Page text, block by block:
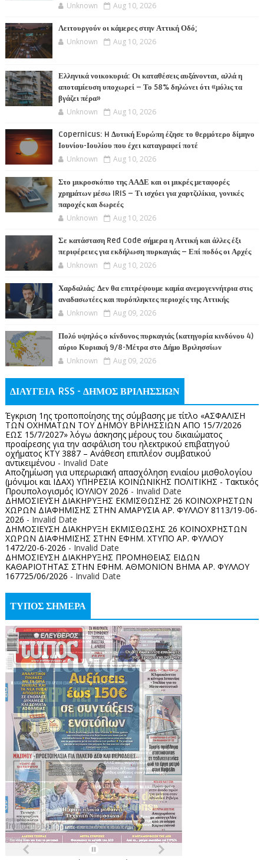
Unknown Aug 10, 2026
Λειτουργούν οι κάμερες στην Αττική Οδό;
Unknown Aug 10, 2026
Ελληνικά νοικοκυριά: Οι καταθέσεις αυξάνονται, αλλά η
αποταμίευση υποχωρεί – Το 58% δηλώνει ότι «μόλις τα
βγάζει πέρα»
Unknown Aug 10, 2026
Copernicus: H Δυτική Ευρώπη έζησε το θερμότερο δίμηνο
Ιουνίου-Ιουλίου που έχει καταγραφεί ποτέ
Unknown Aug 10, 2026
Στο μικροσκόπιο της ΑΑΔΕ και οι μικρές μεταφορές
χρημάτων μέσω IRIS – Τι ισχύει για χαρτζιλίκια, γονικές
παροχές και δωρεές
Unknown Aug 10, 2026
Σε κατάσταση Red Code σήμερα η Αττική και άλλες έξι
περιφέρειες για εκδήλωση πυρκαγιάς – Επί ποδός οι Αρχές
Unknown Aug 10, 2026
Χαρδαλιάς: Δεν θα επιτρέψουμε καμία ανεμογεννήτρια στις
αναδασωτέες και πυρόπληκτες περιοχές της Αττικής
Unknown Aug 09, 2026
Πολύ υψηλός ο κίνδυνος πυρκαγιάς (κατηγορία κινδύνου 4)
αύριο Κυριακή 9/8-Μέτρα στο Δήμο Βριλησσίων
Unknown Aug 09, 2026
ΔΙΑΥΓΕΙΑ RSS - ΔΗΜΟΣ ΒΡΙΛΗΣΣΙΩΝ
Έγκριση 1ης τροποποίησης της σύμβασης με τίτλο «ΑΣΦΑΛΙΣΗ
ΤΩΝ ΟΧΗΜΑΤΩΝ ΤΟΥ ΔΗΜΟΥ ΒΡΙΛΗΣΣΙΩΝ ΑΠΟ 15/7/2026
ΕΩΣ 15/7/2027» λόγω άσκησης μέρους του δικαιώματος
προαίρεσης για την ασφάλιση του ηλεκτρικού επιβατηγού
οχήματος ΚΤΥ 3887 – Ανάθεση επιπλέον συμβατικού
αντικειμένου - Invalid Date
Αποζημίωση για υπερωριακή απασχόληση ενιαίου μισθολογίου
(μόνιμοι και ΙΔΑΧ) ΥΠΗΡΕΣΙΑ ΚΟΙΝΩΝΙΚΗΣ ΠΟΛΙΤΙΚΗΣ - Τακτικός
Προυπολογισμός ΙΟΥΛΙΟΥ 2026 - Invalid Date
ΔΗΜΟΣΙΕΥΣΗ ΔΙΑΚΗΡΥΞΗΣ ΕΚΜΙΣΘΩΣΗΣ 26 ΚΟΙΝΟΧΡΗΣΤΩΝ
ΧΩΡΩΝ ΔΙΑΦΗΜΙΣΗΣ ΣΤΗΝ ΑΜΑΡΥΣΙΑ ΑΡ. ΦΥΛΛΟΥ 8113/19-06-
2026 - Invalid Date
ΔΗΜΟΣΙΕΥΣΗ ΔΙΑΚΗΡΥΞΗ ΕΚΜΙΣΘΩΣΗΣ 26 ΚΟΙΝΟΧΡΗΣΤΩΝ
ΧΩΡΩΝ ΔΙΑΦΗΜΙΣΗΣ ΣΤΗΝ ΕΦΗΜ. ΧΤΥΠΟ ΑΡ. ΦΥΛΛΟΥ
1472/20-6-2026 - Invalid Date
ΔΗΜΟΣΙΕΥΣΗ ΔΙΑΚΗΡΥΞΗΣ ΠΡΟΜΗΘΕΙΑΣ ΕΙΔΩΝ
ΚΑΘΑΡΙΟΤΗΤΑΣ ΣΤΗΝ ΕΦΗΜ. ΑΘΜΟΝΙΟΝ ΒΗΜΑ ΑΡ. ΦΥΛΛΟΥ
167725/06/2026 - Invalid Date
ΤΥΠΟΣ ΣΗΜΕΡΑ